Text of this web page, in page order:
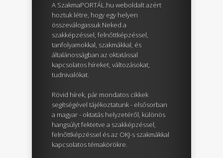
A SzakmaPORTÁL.hu weboldalt azért
hoztuk létre, hogy egy helyen
összeválogassuk Neked a
szakképzéssel, felnőttképzéssel,
tanfolyamokkal, szakmákkal, és
általánosságban az oktatással
kapcsolatos híreket, változásokat,
tudnivalókat.
Rövid hírek, pár mondatos cikkek
segítségével tájékoztatunk - elsősorban
a magyar - oktatás helyzetéről, különös
hangsúlyt fektetve a szakképzéssel,
felnőttképzéssel és az OKJ-s szakmákkal
kapcsolatos témakörökre.